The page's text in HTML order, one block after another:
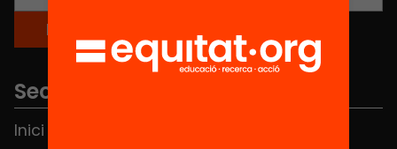
Seccions
Inici